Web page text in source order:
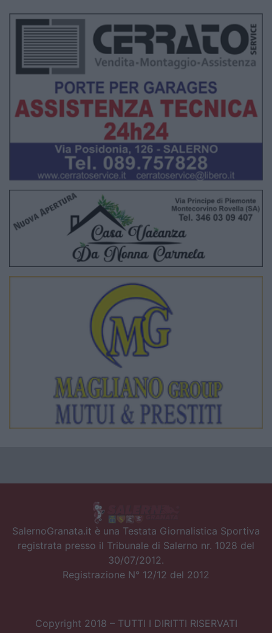
SalernoGranata.it è una Testata Giornalistica Sportiva
registrata presso il Tribunale di Salerno nr. 1028 del
30/07/2012.
Registrazione N° 12/12 del 2012
Copyright 2018 – TUTTI I DIRITTI RISERVATI